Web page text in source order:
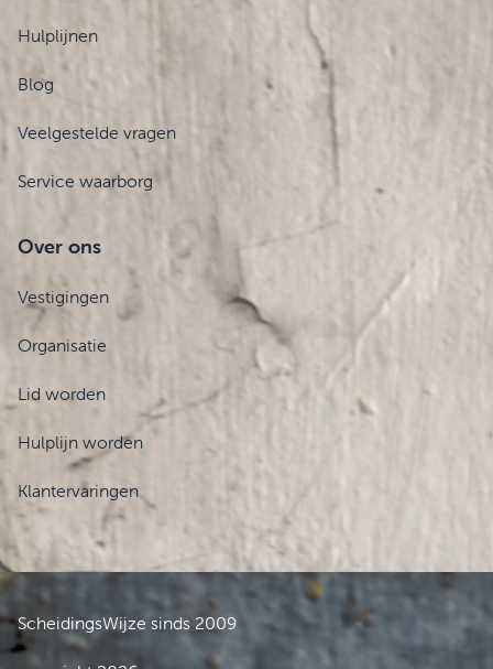
Hulplijnen
Blog
Veelgestelde vragen
Service waarborg
Over ons
Vestigingen
Organisatie
Lid worden
Hulplijn worden
Klantervaringen
ScheidingsWijze sinds 2009